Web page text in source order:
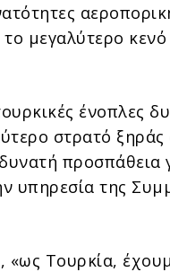
το μεγαλύτερο
ένοπλες
στρατό
προσπάθεια
υπηρεσία της
«ως Τουρκία,